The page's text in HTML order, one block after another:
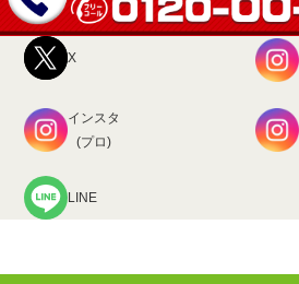
X
インスタ
(プロ)
LINE